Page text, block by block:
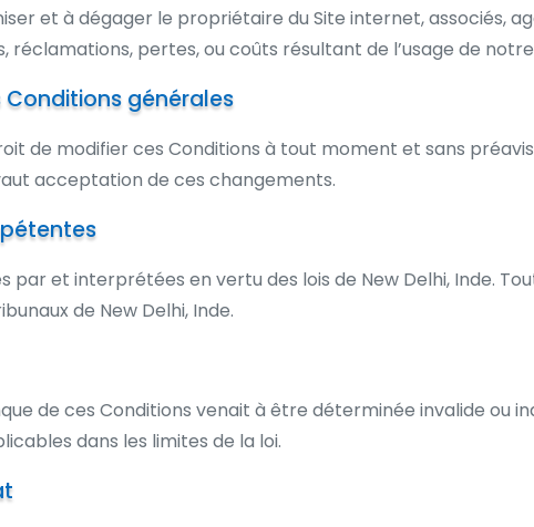
et à dégager le propriétaire du Site internet, associés,
réclamations, pertes, ou coûts résultant de l’usage de
générales
de modifier ces Conditions à tout moment et sans
acceptation de ces changements.
par et interprétées en vertu des lois de New Delhi, Inde.
de New Delhi, Inde.
de ces Conditions venait à être déterminée invalide ou
dans les limites de la loi.